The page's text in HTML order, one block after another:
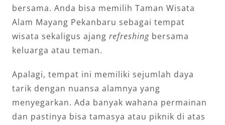
bersama. Anda bisa memilih Taman Wisata
Alam Mayang Pekanbaru sebagai tempat
wisata sekaligus ajang refreshing bersama
keluarga atau teman.
Apalagi, tempat ini memiliki sejumlah daya
tarik dengan nuansa alamnya yang
menyegarkan. Ada banyak wahana permainan
dan pastinya bisa tamasya atau piknik di atas